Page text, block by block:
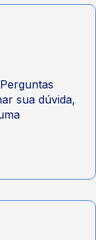
sua dúvida,